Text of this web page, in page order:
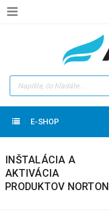
E-SHOP
INŠTALÁCIA A
AKTIVÁCIA
PRODUKTOV NORTON